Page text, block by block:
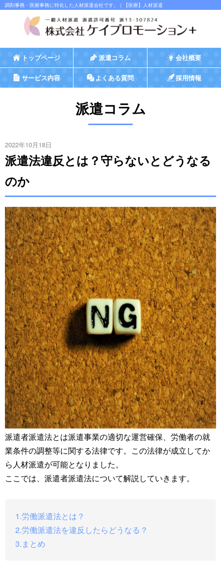
調剤事務・医療事務に特化した人材派遣会社です。｜【医療】人材派遣
トップページ 派遣コラム 会社概要
サービス内容 よくある質問 採用情報
派遣コラム
2022年10月18日
派遣法違反とは？守らないとどうなる
のか
派遣者派遣法とは派遣事業の適切な運営確保、労働者の就
業条件の調整等に関する法律です。この法律が成立してか
ら人材派遣が可能となりました。
ここでは、派遣者派遣法について解説していきます。
1.労働派遣法とは？
2.労働派遣法を違反したらどうなる？
3.まとめ